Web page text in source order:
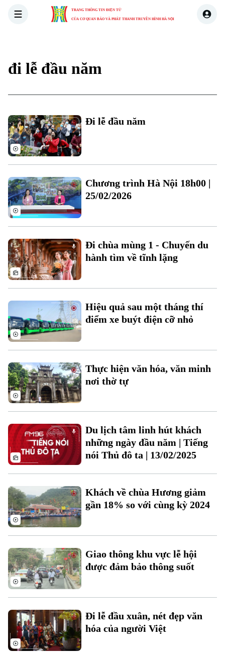
TRANG THÔNG TIN ĐIỆN TỬ
CỦA CƠ QUAN BÁO VÀ PHÁT THANH TRUYỀN HÌNH HÀ NỘI
Xu hướng
Chuyên mục
Thời sự
Hà Nội
Xã hội
An ninh trật tự
Công nghệ
Hà Nội
Người Hà Nội
Khoảnh khắc Hà Nội
Ẩm thực
Thế giới
Tin tức
Quân sự
Hồ sơ
Người Việt 4 phương
Kinh tế
Cafe sáng
Tài chính Ngân hàng
Doanh nghiệp
Tin tức
Đầu tư
Căn hộ
Đất đai
Kinh nghiệm
Tàu và Xe
Ô tô
Tàu
Xe máy
Đánh giá
Giáo dục
Tin tức
Tuyển sinh
Hướng nghiệp
Văn hóa
Làng nghề
Di tích
Sức khỏe
Y tế
Dinh dưỡng
Thể thao
Bóng đá
Giải trí
đi lễ đầu năm
Đi lễ đầu năm
Chương trình Hà Nội 18h00 |
25/02/2026
Đi chùa mùng 1 - Chuyến du
hành tìm về tĩnh lặng
Hiệu quả sau một tháng thí
điểm xe buýt điện cỡ nhỏ
Thực hiện văn hóa, văn minh
nơi thờ tự
Du lịch tâm linh hút khách
những ngày đầu năm | Tiếng
nói Thủ đô ta | 13/02/2025
Khách về chùa Hương giảm
gần 18% so với cùng kỳ 2024
Giao thông khu vực lễ hội
được đảm bảo thông suốt
Đi lễ đầu xuân, nét đẹp văn
hóa của người Việt